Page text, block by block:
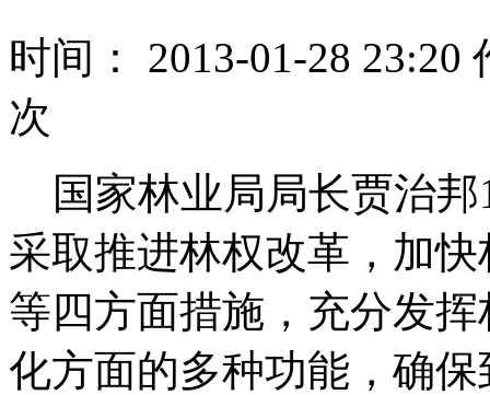
时间： 2013-01-28
次
国家林业局局长贾治邦
采取推进林权改革，加
等四方面措施，充分发
化方面的多种功能，确